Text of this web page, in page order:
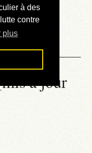
à des
contre
plus
à jour